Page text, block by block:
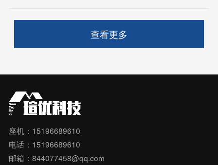
查看更多
座机：15196689610
电话：15196689610
邮箱：844077458@qq.com